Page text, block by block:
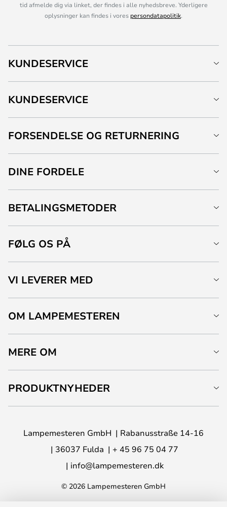
tid afmelde dig via linket, der findes i alle nyhedsbreve. Yderligere
oplysninger kan findes i vores persondatapolitik.
KUNDESERVICE
KUNDESERVICE
FORSENDELSE OG RETURNERING
DINE FORDELE
BETALINGSMETODER
FØLG OS PÅ
VI LEVERER MED
OM LAMPEMESTEREN
MERE OM
PRODUKTNYHEDER
Lampemesteren GmbH
Rabanusstraße 14-16
36037 Fulda
+ 45 96 75 04 77
info@lampemesteren.dk
© 2026 Lampemesteren GmbH